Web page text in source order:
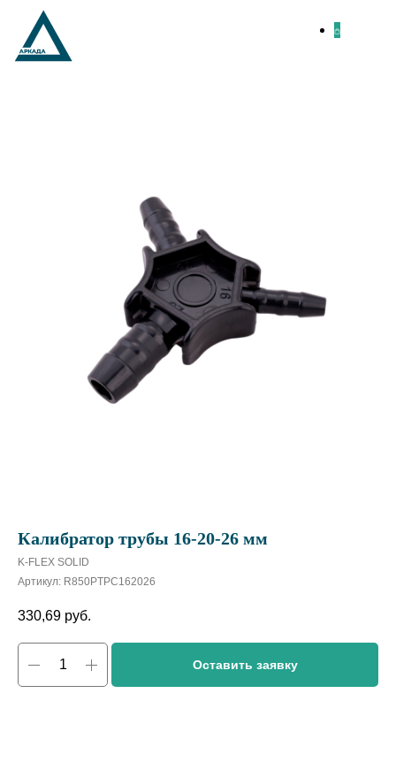
Калибратор трубы 16-20-26 мм
K-FLEX SOLID
Артикул: R850PTPC162026
330,69 руб.
Оставить заявку